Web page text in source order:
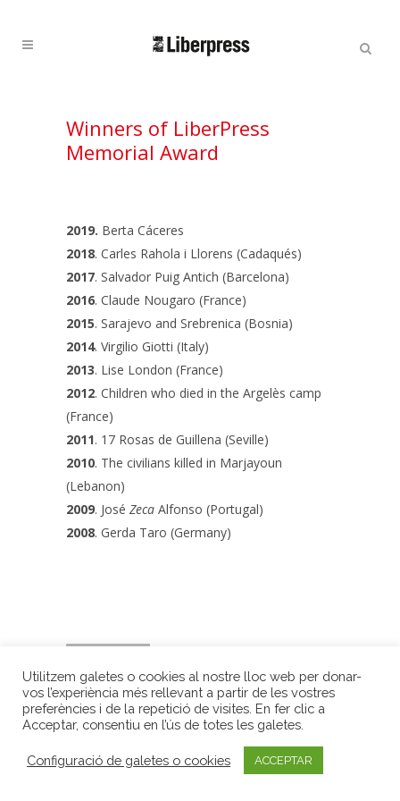
Cercar
Winners of LiberPress
Memorial Award
2019. Berta Cáceres
2018. Carles Rahola i Llorens (Cadaqués)
2017. Salvador Puig Antich (Barcelona)
2016. Claude Nougaro (France)
2015. Sarajevo and Srebrenica (Bosnia)
2014. Virgilio Giotti (Italy)
2013. Lise London (France)
2012. Children who died in the Argelès camp
(France)
2011. 17 Rosas de Guillena (Seville)
2010. The civilians killed in Marjayoun
(Lebanon)
2009. José Zeca Alfonso (Portugal)
2008. Gerda Taro (Germany)
Premis Internacionals LiberPress | Gran Via Jaume I, 3, 2n | 17001 Girona
| Tel. 972 20 15 18 |Avís legal| Privacitat
Utilitzem galetes o cookies al nostre lloc web per donar-
vos l’experiència més rellevant a partir de les vostres
preferències i de la repetició de visites. En fer clic a
Acceptar, consentiu en l’ús de totes les galetes.
Configuració de galetes o cookies ACCEPTAR